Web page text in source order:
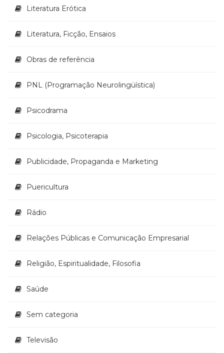
Literatura Erótica
Literatura, Ficção, Ensaios
Obras de referência
PNL (Programação Neurolingüística)
Psicodrama
Psicologia, Psicoterapia
Publicidade, Propaganda e Marketing
Puericultura
Rádio
Relações Públicas e Comunicação Empresarial
Religião, Espiritualidade, Filosofia
Saúde
Sem categoria
Televisão